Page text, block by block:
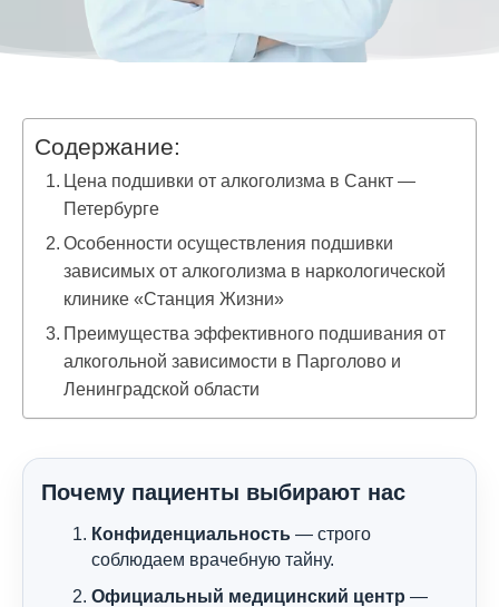
Содержание:
Цена подшивки от алкоголизма в Санкт —
Петербурге
Особенности осуществления подшивки
зависимых от алкоголизма в наркологической
клинике «Станция Жизни»
Преимущества эффективного подшивания от
алкогольной зависимости в Парголово и
Ленинградской области
Почему пациенты выбирают нас
Конфиденциальность — строго
соблюдаем врачебную тайну.
Официальный медицинский центр —